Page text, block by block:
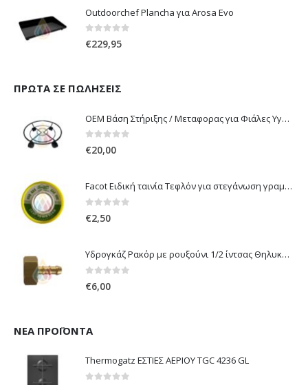
Outdoorchef Plancha για Arosa Evo
0out of 5
€229,95
ΠΡΏΤΑ ΣΕ ΠΩΛΉΣΕΙΣ
OEM Βάση Στήριξης / Μεταφορας για Φιάλες Υγραερίου 10 kg & 13 kg με ροδάκια
0out of 5
€20,00
Facot Ειδική ταινία Τεφλόν για στεγάνωση γραμμών αερίου 12m
0out of 5
€2,50
Υδρογκάζ Ρακόρ με ρουξούνι 1/2 ίντσας Θηλυκό Δεξιόστροφο για σύνδεση συσκευών με λάστιχο υγραερίου 8mm
€6,00
ΝΈΑ ΠΡΟΪΌΝΤΑ
Thermogatz ΕΣΤΙΕΣ ΑΕΡΙΟΥ TGC 4236 GL